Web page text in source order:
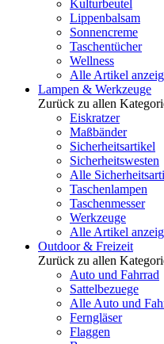
Kulturbeutel
Lippenbalsam
Sonnencreme
Taschentücher
Wellness
Alle Artikel
Lampen & Werkzeuge
Zurück zu allen
Eiskratzer
Maßbänder
Sicherheitsartikel
Sicherheitswesten
Alle
Taschenlampen
Taschenmesser
Werkzeuge
Alle Artikel
Outdoor & Freizeit
Zurück zu allen
Auto und Fahrrad
Sattelbezuege
Alle Auto und
Ferngläser
Flaggen